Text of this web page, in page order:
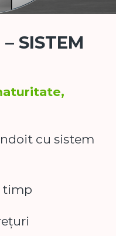
SISTEM
cu sistem
timp